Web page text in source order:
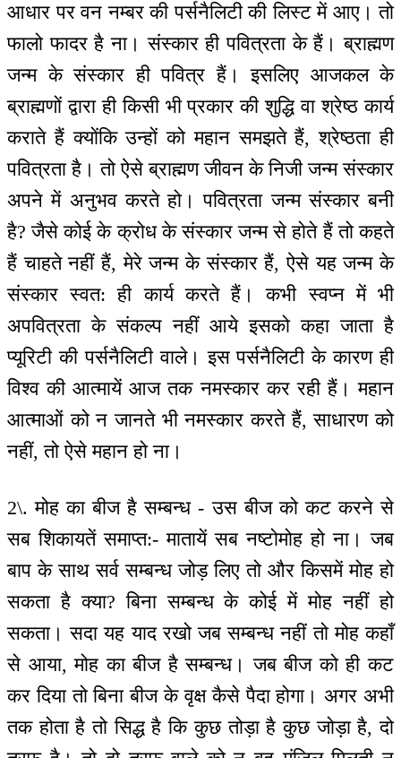
आधार पर वन नम्बर की पर्सनैलिटी की लिस्ट में आए। तो
फालो फादर है ना। संस्कार ही पवित्रता के हैं। ब्राह्मण
जन्म के संस्कार ही पवित्र हैं। इसलिए आजकल के
ब्राह्मणों द्वारा ही किसी भी प्रकार की शुद्धि वा श्रेष्ठ कार्य
कराते हैं क्योंकि उन्हों को महान समझते हैं, श्रेष्ठता ही
पवित्रता है। तो ऐसे ब्राह्मण जीवन के निजी जन्म संस्कार
अपने में अनुभव करते हो। पवित्रता जन्म संस्कार बनी
है? जैसे कोई के क्रोध के संस्कार जन्म से होते हैं तो कहते
हैं चाहते नहीं हैं, मेरे जन्म के संस्कार हैं, ऐसे यह जन्म के
संस्कार स्वत: ही कार्य करते हैं। कभी स्वप्न में भी
अपवित्रता के संकल्प नहीं आये इसको कहा जाता है
प्यूरिटी की पर्सनैलिटी वाले। इस पर्सनैलिटी के कारण ही
विश्व की आत्मायें आज तक नमस्कार कर रही हैं। महान
आत्माओं को न जानते भी नमस्कार करते हैं, साधारण को
नहीं, तो ऐसे महान हो ना।
2\. मोह का बीज है सम्बन्ध - उस बीज को कट करने से
सब शिकायतें समाप्त:- मातायें सब नष्टोमोह हो ना। जब
बाप के साथ सर्व सम्बन्ध जोड़ लिए तो और किसमें मोह हो
सकता है क्या? बिना सम्बन्ध के कोई में मोह नहीं हो
सकता। सदा यह याद रखो जब सम्बन्ध नहीं तो मोह कहाँ
से आया, मोह का बीज है सम्बन्ध। जब बीज को ही कट
कर दिया तो बिना बीज के वृक्ष कैसे पैदा होगा। अगर अभी
तक होता है तो सिद्ध है कि कुछ तोड़ा है कुछ जोड़ा है, दो